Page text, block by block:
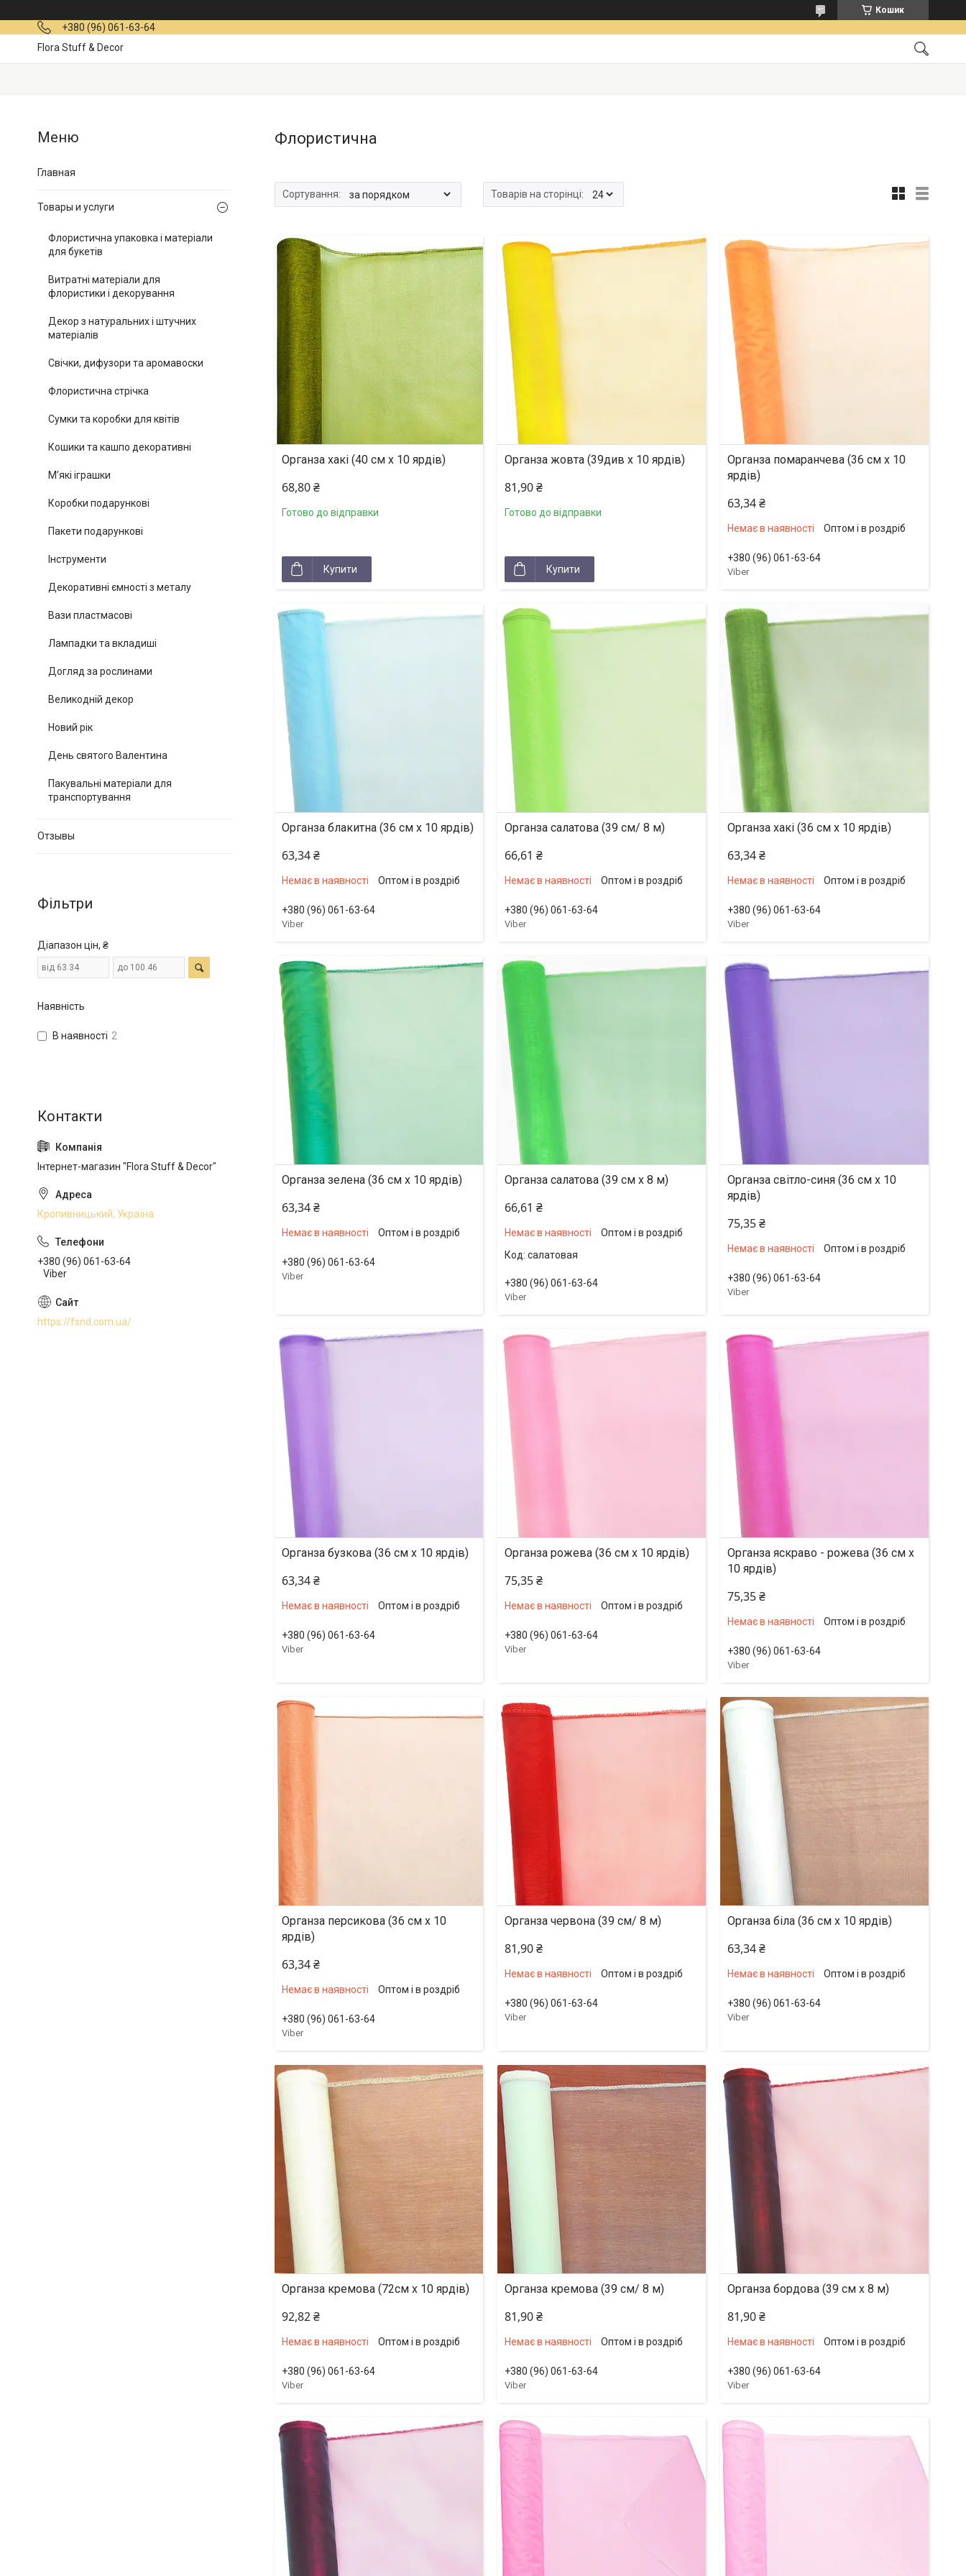
Кошик
+380 (96) 061-63-64
Flora Stuff & Decor
Флористична
Органза хакі (40 см х 10 ярдів)
68,80 ₴
Готово до відправки
Купити
Органза жовта (39див х 10 ярдів)
81,90 ₴
Готово до відправки
Купити
Органза помаранчева (36 см х 10
ярдів)
63,34 ₴
Немає в наявності Оптом і в роздріб
+380 (96) 061-63-64
Viber
Органза блакитна (36 см х 10 ярдів)
63,34 ₴
Немає в наявності Оптом і в роздріб
+380 (96) 061-63-64
Viber
Органза салатова (39 см/ 8 м)
66,61 ₴
Немає в наявності Оптом і в роздріб
+380 (96) 061-63-64
Viber
Органза хакі (36 см х 10 ярдів)
63,34 ₴
Немає в наявності Оптом і в роздріб
+380 (96) 061-63-64
Viber
Органза зелена (36 см х 10 ярдів)
63,34 ₴
Немає в наявності Оптом і в роздріб
+380 (96) 061-63-64
Viber
Органза салатова (39 см х 8 м)
66,61 ₴
Немає в наявності
Оптом і в роздріб
салатовая
+380 (96) 061-63-64
Viber
Органза світло-синя (36 см х 10
ярдів)
75,35 ₴
Немає в наявності Оптом і в роздріб
+380 (96) 061-63-64
Viber
Органза бузкова (36 см х 10 ярдів)
63,34 ₴
Немає в наявності Оптом і в роздріб
+380 (96) 061-63-64
Viber
Органза рожева (36 см х 10 ярдів)
75,35 ₴
Немає в наявності Оптом і в роздріб
+380 (96) 061-63-64
Viber
Органза яскраво - рожева (36 см х
10 ярдів)
75,35 ₴
Немає в наявності Оптом і в роздріб
+380 (96) 061-63-64
Viber
Органза персикова (36 см х 10
ярдів)
63,34 ₴
Немає в наявності Оптом і в роздріб
+380 (96) 061-63-64
Viber
Органза червона (39 см/ 8 м)
81,90 ₴
Немає в наявності Оптом і в роздріб
+380 (96) 061-63-64
Viber
Органза біла (36 см х 10 ярдів)
63,34 ₴
Немає в наявності Оптом і в роздріб
+380 (96) 061-63-64
Viber
Органза кремова (72см х 10 ярдів)
92,82 ₴
Немає в наявності Оптом і в роздріб
+380 (96) 061-63-64
Viber
Органза кремова (39 см/ 8 м)
81,90 ₴
Немає в наявності Оптом і в роздріб
+380 (96) 061-63-64
Viber
Органза бордова (39 см х 8 м)
81,90 ₴
Немає в наявності Оптом і в роздріб
+380 (96) 061-63-64
Viber
Главная
Товары и услуги
Флористична упаковка і матеріали
для букетів
Витратні матеріали для
флористики і декорування
Декор з натуральних і штучних
матеріалів
Свічки, дифузори та аромавоски
Флористична стрічка
Сумки та коробки для квітів
Кошики та кашпо декоративні
М’які іграшки
Коробки подарункові
Пакети подарункові
Інструменти
Декоративні ємності з металу
Вази пластмасові
Лампадки та вкладиші
Догляд за рослинами
Великодній декор
Новий рік
День святого Валентина
Пакувальні матеріали для
транспортування
Отзывы
Фільтри
Діапазон цін, ₴
Наявність
В наявності 2
Інтернет-магазин "Flora Stuff & Decor"
Кропивницький, Україна
+380 (96) 061-63-64
Viber
https://fsnd.com.ua/